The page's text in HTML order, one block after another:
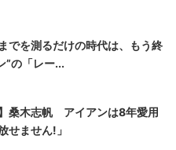
でを測るだけの時代は、もう終
の「レー...
】桑木志帆 アイアンは8年愛用
せません!」